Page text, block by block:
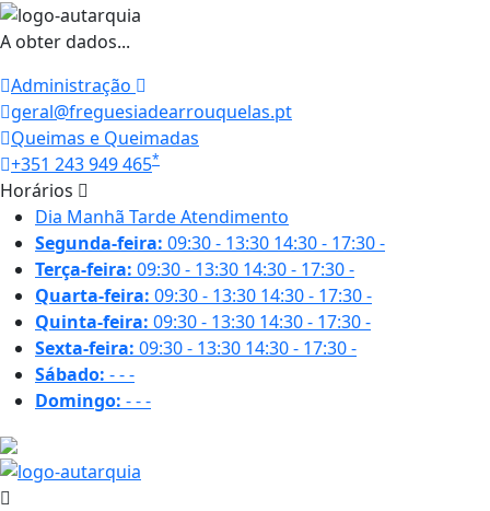
A obter dados...
Administração
geral@freguesiadearrouquelas.pt
Queimas e Queimadas
+351 243 949 465*
Horários
Dia Manhã TardeAtendimento
Segunda-feira: 09:30 - 13:30 14:30 - 17:30-
Terça-feira: 09:30 - 13:30 14:30 - 17:30-
Quarta-feira: 09:30 - 13:30 14:30 - 17:30-
Quinta-feira: 09:30 - 13:30 14:30 - 17:30-
Sexta-feira: 09:30 - 13:30 14:30 - 17:30-
Sábado: ---
Domingo: ---